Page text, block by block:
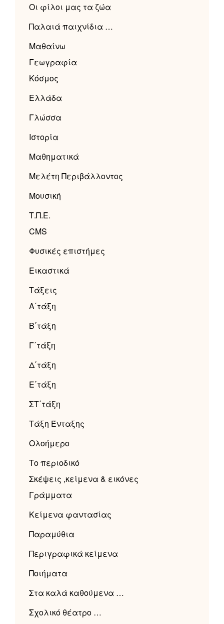
Οι φίλοι μας τα ζώα
Παλαιά παιχνίδια …
Μαθαίνω
Γεωγραφία
Κόσμος
Ελλάδα
Γλώσσα
Ιστορία
Μαθηματικά
Μελέτη Περιβάλλοντος
Μουσική
Τ.Π.Ε.
CMS
Φυσικές επιστήμες
Εικαστικά
Τάξεις
Α΄τάξη
Β΄τάξη
Γ΄τάξη
Δ΄τάξη
Ε΄τάξη
ΣΤ΄τάξη
Τάξη Ένταξης
Ολοήμερο
Το περιοδικό
Σκέψεις ,κείμενα & εικόνες
Γράμματα
Κείμενα φαντασίας
Παραμύθια
Περιγραφικά κείμενα
Ποιήματα
Στα καλά καθούμενα …
Σχολικό θέατρο …